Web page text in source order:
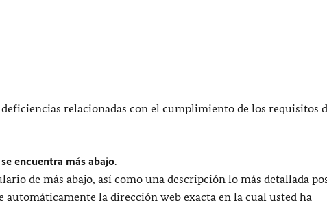
relacionadas con el cumplimiento de los requisitos
encuentra más abajo.
de más abajo, así como una descripción lo más detallada
la dirección web exacta en la cual usted ha